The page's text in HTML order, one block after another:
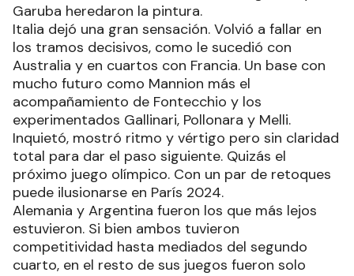
Garuba heredaron la pintura.
Italia dejó una gran sensación. Volvió a fallar en
los tramos decisivos, como le sucedió con
Australia y en cuartos con Francia. Un base con
mucho futuro como Mannion más el
acompañamiento de Fontecchio y los
experimentados Gallinari, Pollonara y Melli.
Inquietó, mostró ritmo y vértigo pero sin claridad
total para dar el paso siguiente. Quizás el
próximo juego olímpico. Con un par de retoques
puede ilusionarse en París 2024.
Alemania y Argentina fueron los que más lejos
estuvieron. Si bien ambos tuvieron
competitividad hasta mediados del segundo
cuarto, en el resto de sus juegos fueron solo